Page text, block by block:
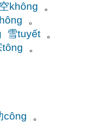
空không 。
。
雪tuyết 。
tông 。
công 。